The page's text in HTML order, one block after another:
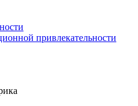
привлекательности